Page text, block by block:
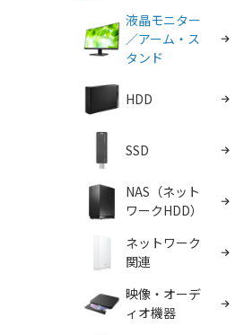
液晶モニター
／アーム・ス
タンド
HDD
SSD
NAS（ネット
ワークHDD）
ネットワーク
関連
映像・オーデ
ィオ機器